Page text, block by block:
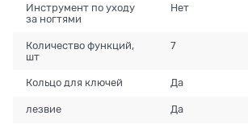
Инструмент по уходу
за ногтями
Нет
Количество функций,
шт
7
Кольцо для ключей Да
лезвие Да